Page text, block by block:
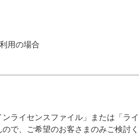
用の場合
ライセンスファイル」または「ラ
で、ご希望のお客さまのみご検討く